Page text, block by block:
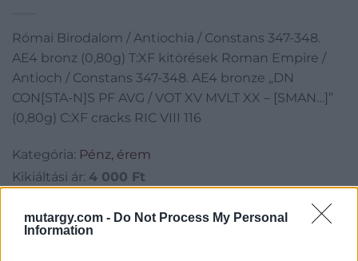
mutargy.com - Do Not Process My Personal
Information
/ Constans 347-348. AE4
bronze „DN CON[STA-
N]S PF AVG / VOT XV
MVLT XX – [SMAN…]”
(0,80g) C:XF cracks RIC
VIII 116
Római Birodalom / Antiochia / Constans 347-348.
AE4 bronz (0,80g) T:XF kitörések Roman Empire /
Antioch / Constans 347-348. AE4 bronze „DN
CON[STA-N]S PF AVG / VOT XV MVLT XX – [SMAN…]”
(0,80g) C:XF cracks RIC VIII 116
Kategória: Pénz, érem
Kikiáltási ár: 4 000 Ft
Aukció adatai